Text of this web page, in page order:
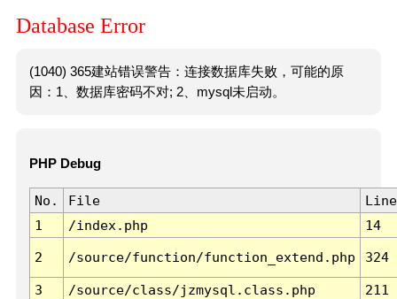
Database Error
(1040) 365建站错误警告：连接数据库失败，可能的原
因：1、数据库密码不对; 2、mysql未启动。
PHP Debug
No. File
Line
1
/index.php 14
2 /source/function/function_extend.php 324
3 /source/class/jzmysql.class.php
211